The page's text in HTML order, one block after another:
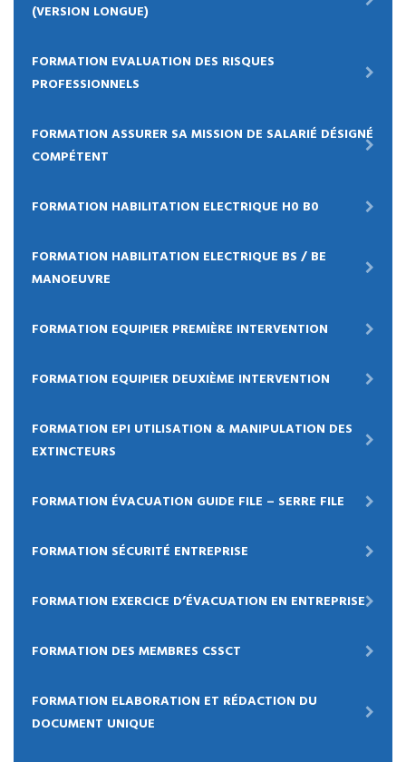
(VERSION LONGUE)
FORMATION EVALUATION DES RISQUES
PROFESSIONNELS
FORMATION ASSURER SA MISSION DE SALARIÉ DÉSIGNÉ
COMPÉTENT
FORMATION HABILITATION ELECTRIQUE H0 B0
FORMATION HABILITATION ELECTRIQUE BS / BE
MANOEUVRE
FORMATION EQUIPIER PREMIÈRE INTERVENTION
FORMATION EQUIPIER DEUXIÈME INTERVENTION
FORMATION EPI UTILISATION & MANIPULATION DES
EXTINCTEURS
FORMATION ÉVACUATION GUIDE FILE – SERRE FILE
FORMATION SÉCURITÉ ENTREPRISE
FORMATION EXERCICE D’ÉVACUATION EN ENTREPRISE
FORMATION DES MEMBRES CSSCT
FORMATION ELABORATION ET RÉDACTION DU
DOCUMENT UNIQUE